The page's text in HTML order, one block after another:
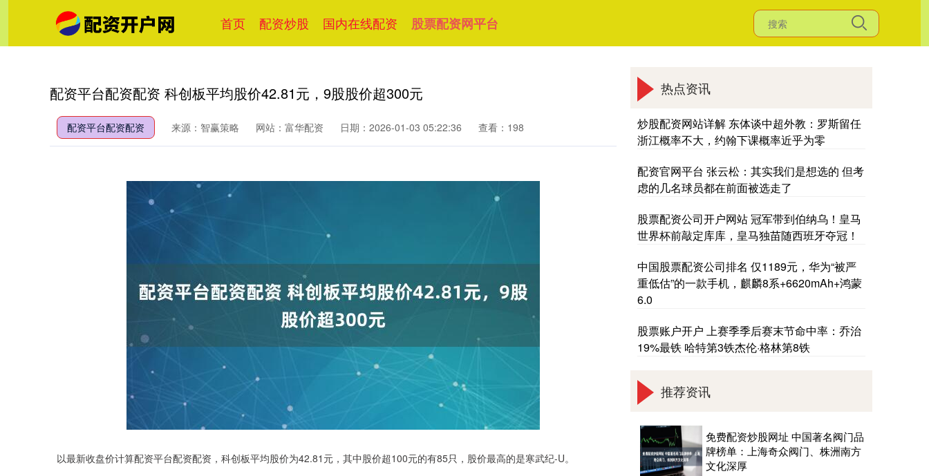
首页 配资炒股 国内在线配资 股票配资网平台
配资平台配资配资 科创板平均股价42.81元，9股股价超300元
配资平台配资配资 来源：智赢策略 网站：富华配资 日期：2026-01-03 05:22:36 查看：198
以最新收盘价计算配资平台配资配资，科创板平均股价为42.81元，其中股价超100元的有85只，股价最高的是寒武纪-U。
热点资讯
炒股配资网站详解 东体谈中超外教：罗斯留任
浙江概率不大，约翰下课概率近乎为零
配资官网平台 张云松：其实我们是想选的 但考
虑的几名球员都在前面被选走了
股票配资公司开户网站 冠军带到伯纳乌！皇马
世界杯前敲定库库，皇马独苗随西班牙夺冠！
中国股票配资公司排名 仅1189元，华为“被严
重低估”的一款手机，麒麟8系+6620mAh+鸿蒙
6.0
股票账户开户 上赛季季后赛末节命中率：乔治
19%最铁 哈特第3铁杰伦·格林第8铁
推荐资讯
免费配资炒股网址 中国著名阀门品
牌榜单：上海奇众阀门、株洲南方
文化深厚